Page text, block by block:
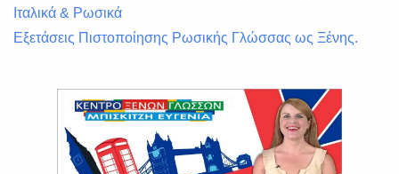
Ιταλικά & Ρωσικά
Εξετάσεις Πιστοποίησης Ρωσικής Γλώσσας ως Ξένης.